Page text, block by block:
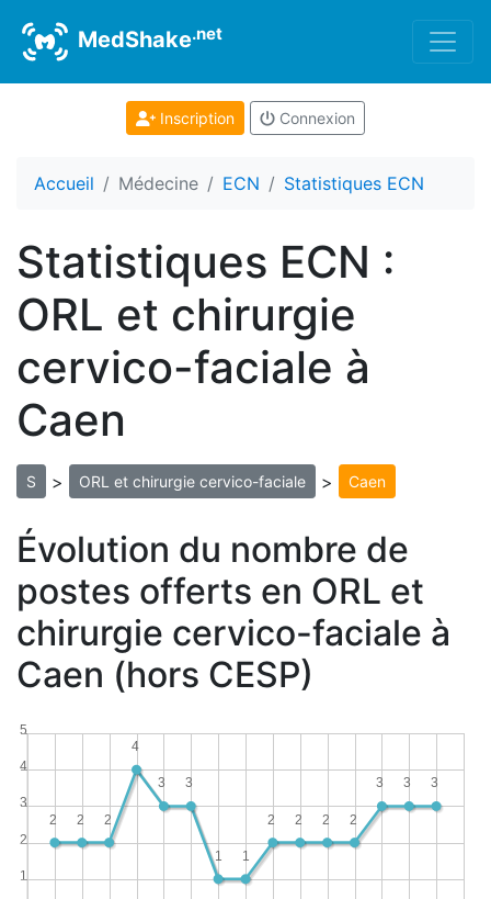
MedShake.net
Inscription Connexion
Accueil Médecine ECN Statistiques ECN
Statistiques ECN :
ORL et chirurgie
cervico-faciale à
Caen
S > ORL et chirurgie cervico-faciale > Caen
Évolution du nombre de
postes offerts en ORL et
chirurgie cervico-faciale à
Caen (hors CESP)
1
2
3
4
5
3
3
3
2
2
2
2
1
1
3
3
4
2
2
2